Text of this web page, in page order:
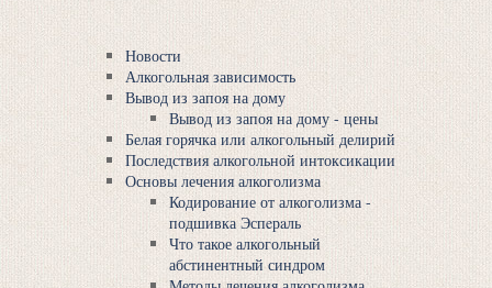
Новости
Алкогольная зависимость
Вывод из запоя на дому
Вывод из запоя на дому - цены
Белая горячка или алкогольный делирий
Последствия алкогольной интоксикации
Основы лечения алкоголизма
Кодирование от алкоголизма -
подшивка Эспeрaль
Что такое алкогольный
абстинентный синдром